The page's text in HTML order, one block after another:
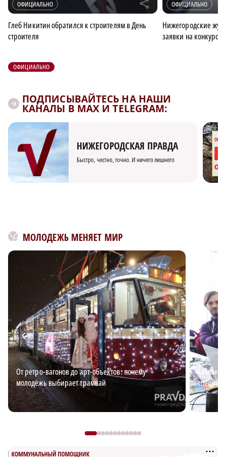
ОФИЦИАЛЬНО r
Глеб Никитин обратился к строителям в День
строителя
ОФИЦИАЛЬНО
Нижегородские
заявки на конкурс
ОФИЦИАЛЬНО
ПОДПИСЫВАЙТЕСЬ НА НАШИ
КАНАЛЫ В MAX И TELEGRAM:
НИЖЕГОРОДСКАЯ ПРАВДА
Быстро, честно, точно. И ничего лишнего
МОЛОДЕЖЬ МЕНЯЕТ МИР
От ретро-вагонов до арт-объектов: почему
молодёжь выбирает трамвай
Самые